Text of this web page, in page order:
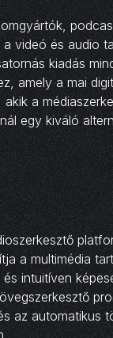
videó és audio
kiadás
amely a mai
a
egy kiváló
a multimédia
intuitíven
az automatikus